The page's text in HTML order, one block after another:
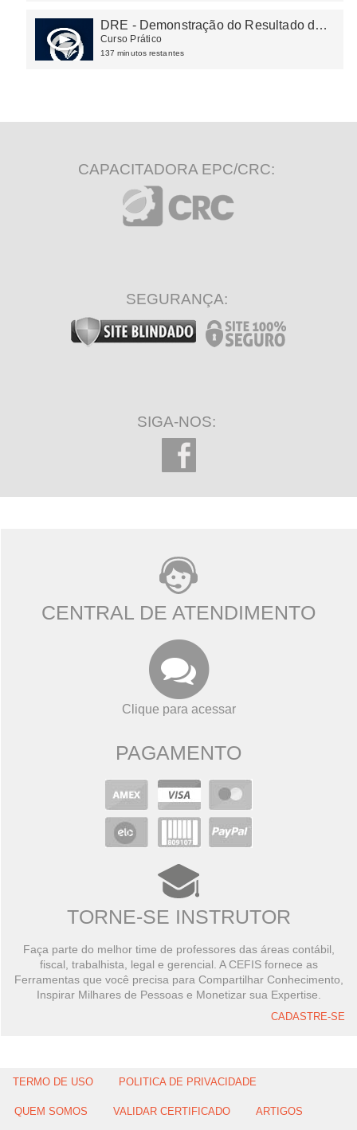
DRE - Demonstração do Resultado do
Exercício
Curso Prático
137 minutos restantes
CAPACITADORA EPC/CRC:
SEGURANÇA:
SIGA-NOS:
CENTRAL DE ATENDIMENTO
Clique para acessar
PAGAMENTO
TORNE-SE INSTRUTOR
Faça parte do melhor time de professores das áreas contábil,
fiscal, trabalhista, legal e gerencial. A CEFIS fornece as
Ferramentas que você precisa para Compartilhar Conhecimento,
Inspirar Milhares de Pessoas e Monetizar sua Expertise.
CADASTRE-SE
TERMO DE USO POLITICA DE PRIVACIDADE
QUEM SOMOS VALIDAR CERTIFICADO ARTIGOS